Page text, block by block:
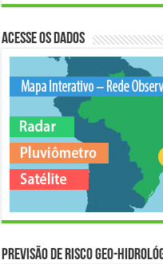
Acesse os Dados
Previsão de Risco Geo-